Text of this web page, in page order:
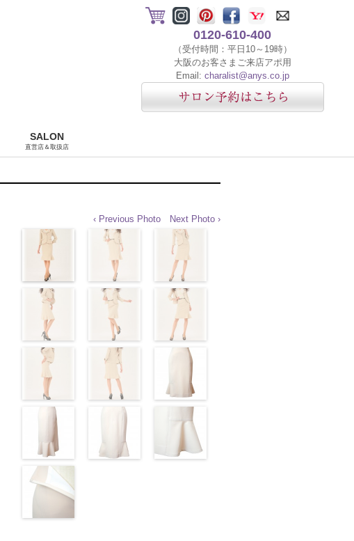
0120-610-400
（受付時間：平日10～19時）
大阪のお客さまご来店アポ用
Email: charalist@anys.co.jp
SALON
直営店＆取扱店
‹ Previous Photo Next Photo ›